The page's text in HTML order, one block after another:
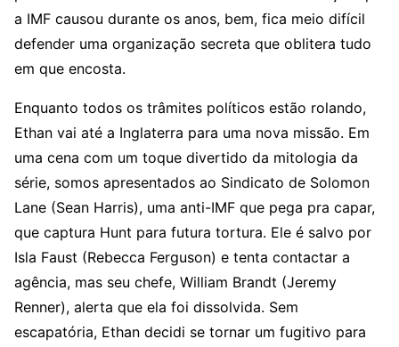
a IMF causou durante os anos, bem, fica meio difícil
defender uma organização secreta que oblitera tudo
em que encosta.
Enquanto todos os trâmites políticos estão rolando,
Ethan vai até a Inglaterra para uma nova missão. Em
uma cena com um toque divertido da mitologia da
série, somos apresentados ao Sindicato de Solomon
Lane (Sean Harris), uma anti-IMF que pega pra capar,
que captura Hunt para futura tortura. Ele é salvo por
Isla Faust (Rebecca Ferguson) e tenta contactar a
agência, mas seu chefe, William Brandt (Jeremy
Renner), alerta que ela foi dissolvida. Sem
escapatória, Ethan decidi se tornar um fugitivo para